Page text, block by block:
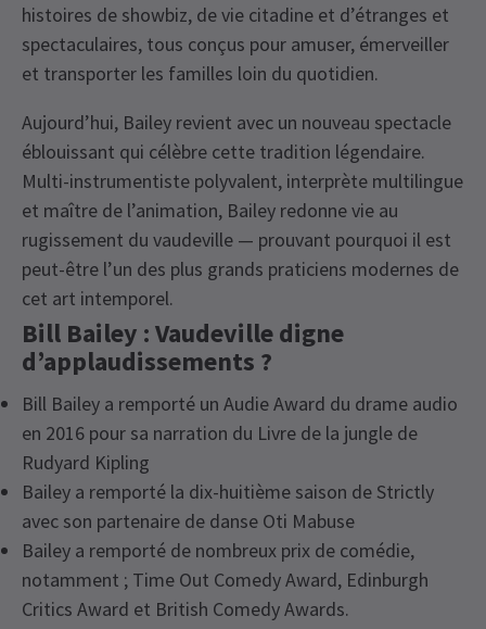
histoires de showbiz, de vie citadine et d’étranges et
spectaculaires, tous conçus pour amuser, émerveiller
et transporter les familles loin du quotidien.
Aujourd’hui, Bailey revient avec un nouveau spectacle
éblouissant qui célèbre cette tradition légendaire.
Multi-instrumentiste polyvalent, interprète multilingue
et maître de l’animation, Bailey redonne vie au
rugissement du vaudeville — prouvant pourquoi il est
peut-être l’un des plus grands praticiens modernes de
cet art intemporel.
Bill Bailey : Vaudeville digne
d’applaudissements ?
Bill Bailey a remporté un Audie Award du drame audio
en 2016 pour sa narration du Livre de la jungle de
Rudyard Kipling
Bailey a remporté la dix-huitième saison de Strictly
avec son partenaire de danse Oti Mabuse
Bailey a remporté de nombreux prix de comédie,
notamment ; Time Out Comedy Award, Edinburgh
Critics Award et British Comedy Awards.